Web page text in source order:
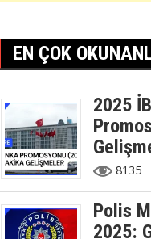
EN ÇOK
2025
8135
Polis
2025: